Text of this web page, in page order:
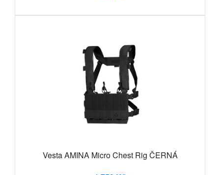
Vesta AMINA Micro Chest Rig ČERNÁ